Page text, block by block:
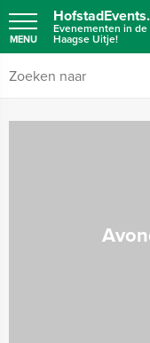
Evenementen in
Haagse Uitje!
MENU